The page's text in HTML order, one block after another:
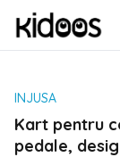
INJUSA
Kart pentru
pedale,